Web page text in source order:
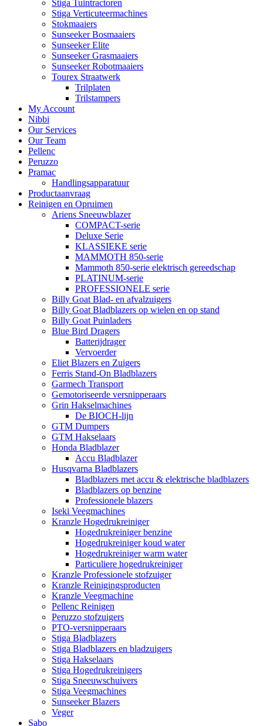
Stiga Tuintractoren
Stiga Verticuteermachines
Stokmaaiers
Sunseeker Bosmaaiers
Sunseeker Elite
Sunseeker Grasmaaiers
Sunseeker Robotmaaiers
Tourex Straatwerk
Trilplaten
Trilstampers
My Account
Nibbi
Our Services
Our Team
Pellenc
Peruzzo
Pramac
Handlingsapparatuur
Productaanvraag
Reinigen en Opruimen
Ariens Sneeuwblazer
COMPACT-serie
Deluxe Serie
KLASSIEKE serie
MAMMOTH 850-serie
Mammoth 850-serie elektrisch gereedschap
PLATINUM-serie
PROFESSIONELE serie
Billy Goat Blad- en afvalzuigers
Billy Goat Bladblazers op wielen en op stand
Billy Goat Puinladers
Blue Bird Dragers
Batterijdrager
Vervoerder
Eliet Blazers en Zuigers
Ferris Stand-On Bladblazers
Garmech Transport
Gemotoriseerde versnipperaars
Grin Hakselmachines
De BIOCH-lijn
GTM Dumpers
GTM Hakselaars
Honda Bladblazer
Accu Bladblazer
Husqvarna Bladblazers
Bladblazers met accu & elektrische bladblazers
Bladblazers op benzine
Professionele blazers
Iseki Veegmachines
Kranzle Hogedrukreiniger
Hogedrukreiniger benzine
Hogedrukreiniger koud water
Hogedrukreiniger warm water
Particuliere hogedrukreiniger
Kranzle Professionele stofzuiger
Kranzle Reinigingsproducten
Kranzle Veegmachine
Pellenc Reinigen
Peruzzo stofzuigers
PTO-versnipperaars
Stiga Bladblazers
Stiga Bladblazers en bladzuigers
Stiga Hakselaars
Stiga Hogedrukreinigers
Stiga Sneeuwschuivers
Stiga Veegmachines
Sunseeker Blazers
Veger
Sabo